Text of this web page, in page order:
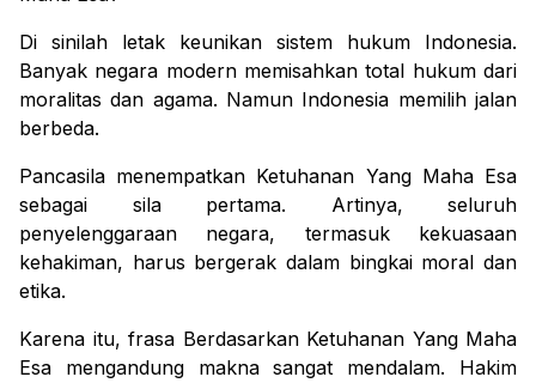
Di sinilah letak keunikan sistem hukum Indonesia.
Banyak negara modern memisahkan total hukum dari
moralitas dan agama. Namun Indonesia memilih jalan
berbeda.
Pancasila menempatkan Ketuhanan Yang Maha Esa
sebagai sila pertama.
Artinya, seluruh
penyelenggaraan negara, termasuk kekuasaan
kehakiman, harus bergerak dalam bingkai moral dan
etika.
Karena itu, frasa Berdasarkan Ketuhanan Yang Maha
Esa mengandung makna sangat mendalam.
Hakim